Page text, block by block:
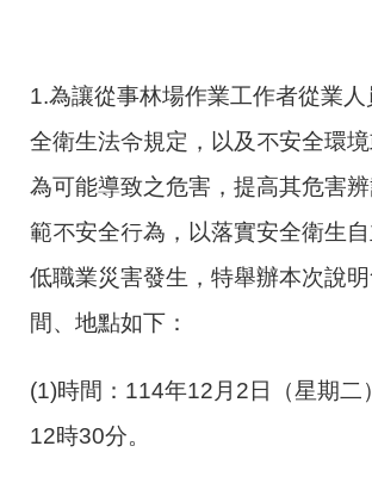
1.為讓從事林場作業工作者從業
全衛生法令規定，以及不安全環
為可能導致之危害，提高其危害
範不安全行為，以落實安全衛生
低職業災害發生，特舉辦本次說
間、地點如下：
(1)時間：114年12月2日（星期二
12時30分。